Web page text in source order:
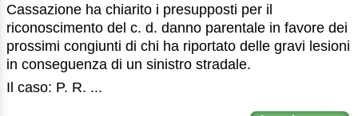
Cassazione ha chiarito i presupposti per il
riconoscimento del c. d. danno parentale in favore dei
prossimi congiunti di chi ha riportato delle gravi lesioni
in conseguenza di un sinistro stradale.
Il caso: P. R. ...